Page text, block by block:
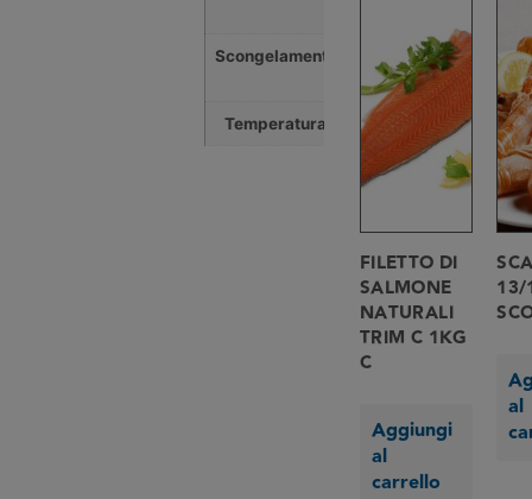
Scongelamento
Temperatura 0 °C
FILETTO DI
SALMONE
NATURALI
TRIM C 1KG
C
Aggiungi
al
carrello
13/
al